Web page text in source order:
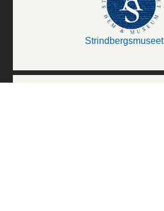
Strindbergsmuseet